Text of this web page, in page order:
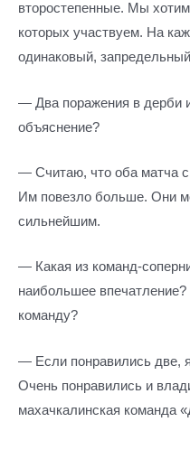
второстепенные. Мы
которых участвуем. На
одинаковый,
— Два поражения в дерби
объяснение?
— Считаю, что оба матча
Им повезло больше. Они
сильнейшим.
— Какая из команд-
наибольшее
команду?
— Если понравились две,
Очень понравились и
махачкалинская команда